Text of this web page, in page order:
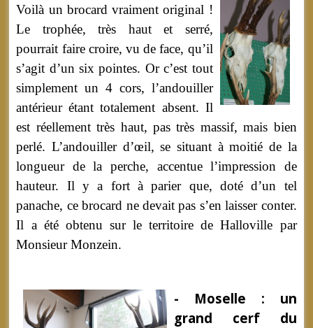
Voilà un brocard vraiment original !
Le trophée, très haut et serré,
pourrait faire croire, vu de face, qu’il
s’agit d’un six pointes. Or c’est tout
simplement un 4 cors, l’andouiller
antérieur étant totalement absent. Il
est réellement très haut, pas très massif, mais bien
perlé. L’andouiller d’œil, se situant à moitié de la
longueur de la perche, accentue l’impression de
hauteur. Il y a fort à parier que, doté d’un tel
panache, ce brocard ne devait pas s’en laisser conter.
Il a été obtenu sur le territoire de Halloville par
Monsieur Monzein.
- Moselle : un
grand cerf du